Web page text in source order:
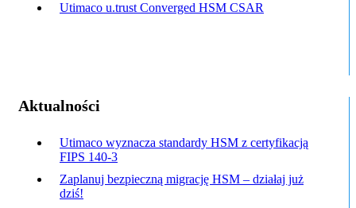
Utimaco u.trust Converged HSM CSAR
Aktualności
Utimaco wyznacza standardy HSM z certyfikacją
FIPS 140-3
Zaplanuj bezpieczną migrację HSM – działaj już
dziś!